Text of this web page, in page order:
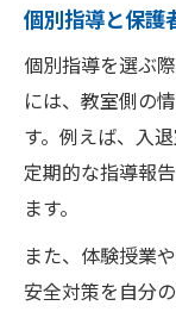
個別指導と保護
個別指導を選ぶ
には、教室側の
す。例えば、入
定期的な指導報
ます。
また、体験授業
安全対策を自分